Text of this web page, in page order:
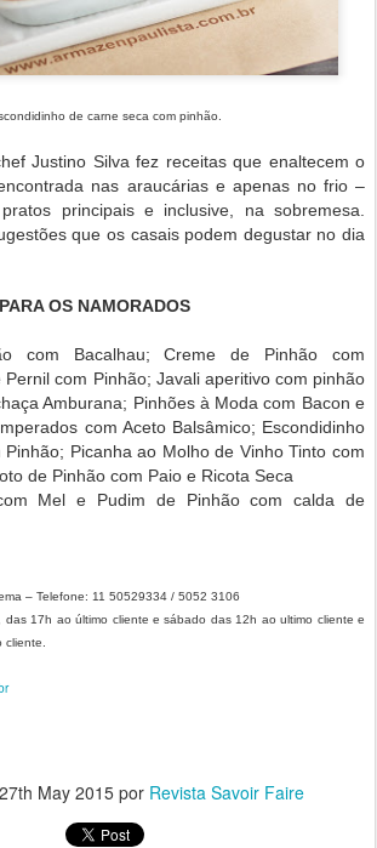
de carne seca com pinhão.
Justino Silva fez receitas que enaltecem o
nas araucárias e apenas no frio –
principais e inclusive, na sobremesa.
que os casais podem degustar no dia
OS NAMORADOS
com Bacalhau; Creme de Pinhão com
com Pinhão; Javali aperitivo com pinhão
Amburana; Pinhões à Moda com Bacon e
com Aceto Balsâmico; Escondidinho
Picanha ao Molho de Vinho Tinto com
de Pinhão com Paio e Ricota Seca
Mel e Pudim de Pinhão com calda de
– Telefone: 11 50529334 / 5052 3106
das 17h ao último cliente e sábado das 12h ao ultimo cliente e
cliente.
27th May 2015 por Revista Savoir Faire